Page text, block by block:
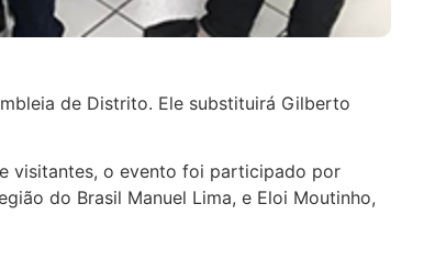
de Distrito. Ele substituirá Gilberto
visitantes, o evento foi participado por
do Brasil Manuel Lima, e Eloi Moutinho,